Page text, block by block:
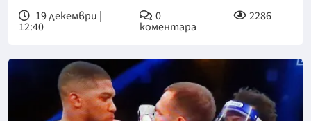
19 декември |
12:40
0
коментара
2286